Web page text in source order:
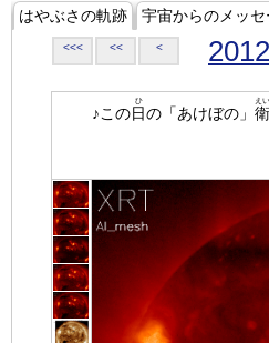
はやぶさの軌跡 宇宙からのメッセ
<<< << <
♪この日
ひ
の「あけぼの」
え